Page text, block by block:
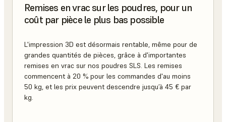
Remises en vrac sur les poudres, pour un
coût par pièce le plus bas possible
L'impression 3D est désormais rentable, même pour de
grandes quantités de pièces, grâce à d'importantes
remises en vrac sur nos poudres SLS. Les remises
commencent à 20 % pour les commandes d'au moins
50 kg, et les prix peuvent descendre jusqu’à 45 € par
kg.